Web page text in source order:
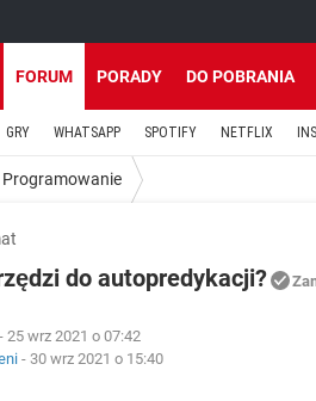
FORUM PORADY DO POBRANIA
GRY WHATSAPP SPOTIFY NETFLIX
Programowanie
do autopredykacji?
- 25 wrz 2021 o 07:42
- 30 wrz 2021 o 15:40